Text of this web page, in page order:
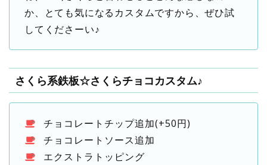
か、とても気になるカスタムですから、ぜひ試
してくださーい♪
さくら系鉄板☆さくらチョコカスタム♪
チョコレートチップ追加(+50円)
チョコレートソース追加
エクストラトッピング